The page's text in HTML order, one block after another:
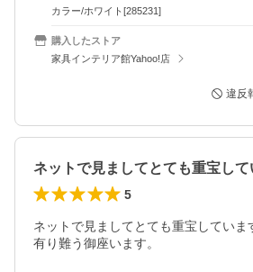
カラー/ホワイト[285231]
購入したストア
家具インテリア館Yahoo!店
違反
5
ネットで見ましてとても重宝していま
有り難う御座います。